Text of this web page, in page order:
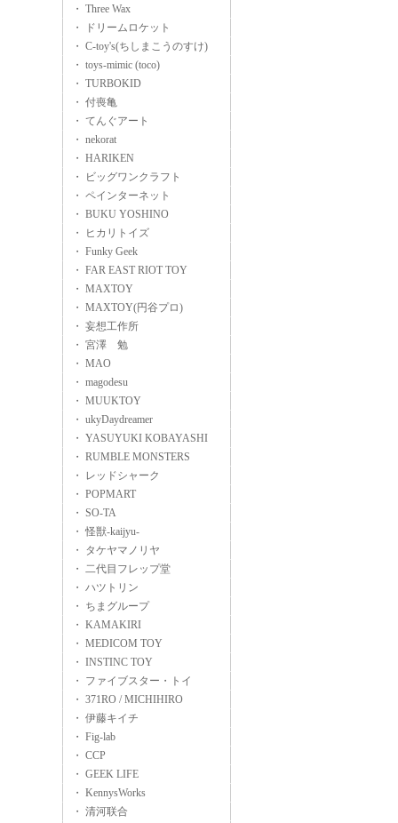
・ Three Wax
・ ドリームロケット
・ C-toy's(ちしまこうのすけ)
・ toys-mimic (toco)
・ TURBOKID
・ 付喪亀
・ てんぐアート
・ nekorat
・ HARIKEN
・ ビッグワンクラフト
・ ペインターネット
・ BUKU YOSHINO
・ ヒカリトイズ
・ Funky Geek
・ FAR EAST RIOT TOY
・ MAXTOY
・ MAXTOY(円谷プロ)
・ 妄想工作所
・ 宮澤 勉
・ MAO
・ magodesu
・ MUUKTOY
・ ukyDaydreamer
・ YASUYUKI KOBAYASHI
・ RUMBLE MONSTERS
・ レッドシャーク
・ POPMART
・ SO-TA
・ 怪獣-kaijyu-
・ タケヤマノリヤ
・ 二代目フレップ堂
・ ハツトリン
・ ちまグループ
・ KAMAKIRI
・ MEDICOM TOY
・ INSTINC TOY
・ ファイブスター・トイ
・ 371RO / MICHIHIRO
・ 伊藤キイチ
・ Fig-lab
・ CCP
・ GEEK LIFE
・ KennysWorks
・ 清河联合